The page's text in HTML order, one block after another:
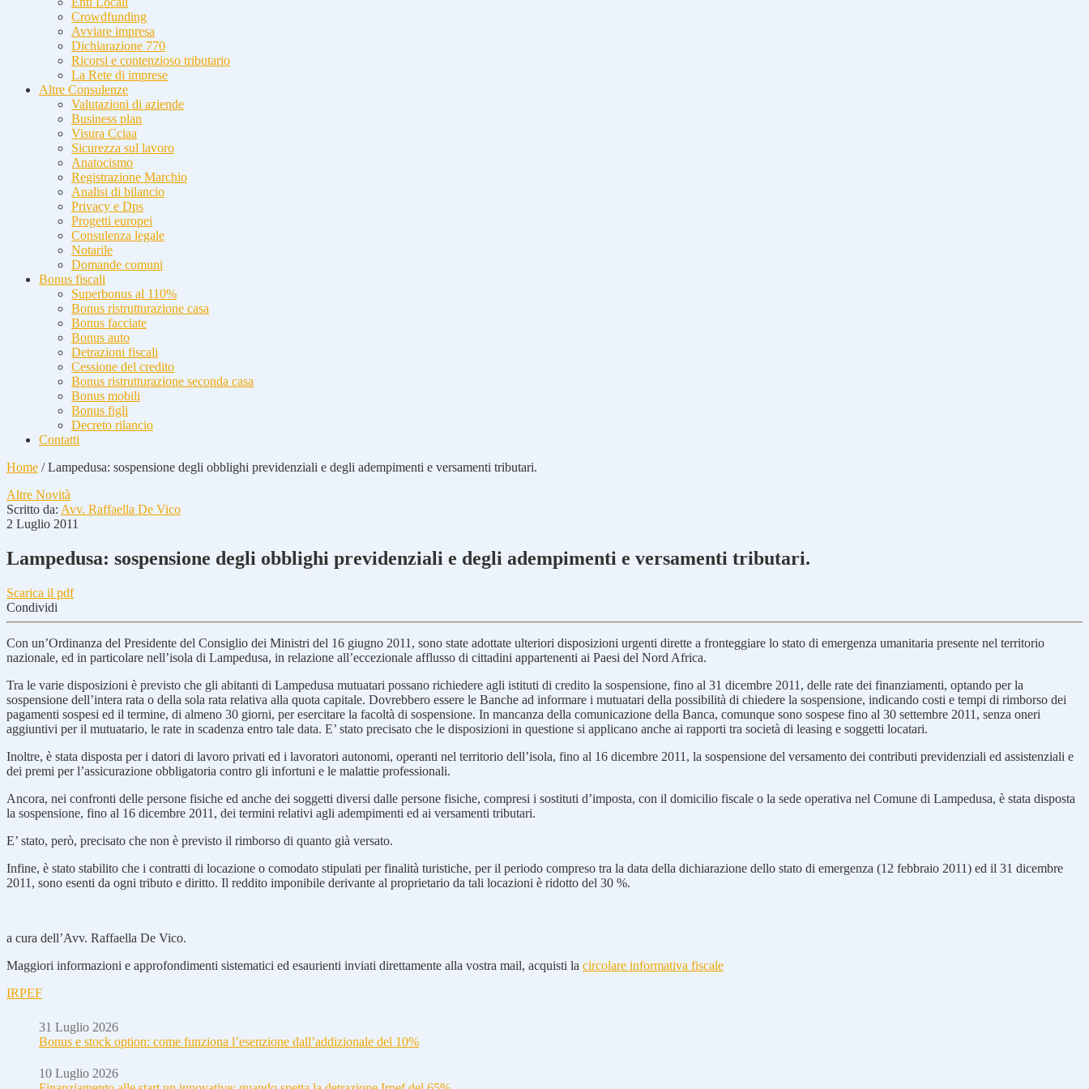
Crowdfunding
Avviare impresa
Dichiarazione 770
Ricorsi e contenzioso tributario
La Rete di imprese
Altre Consulenze
Valutazioni di aziende
Business plan
Visura Cciaa
Sicurezza sul lavoro
Anatocismo
Registrazione Marchio
Analisi di bilancio
Privacy e Dps
Progetti europei
Consulenza legale
Notarile
Domande comuni
Bonus fiscali
Superbonus al 110%
Bonus ristrutturazione casa
Bonus facciate
Bonus auto
Detrazioni fiscali
Cessione del credito
Bonus ristrutturazione seconda casa
Bonus mobili
Bonus figli
Decreto rilancio
Contatti
Home /Lampedusa: sospensione degli obblighi previdenziali e degli adempimenti e versamenti tributari.
Altre Novità
Scritto da: Avv. Raffaella De Vico
2 Luglio 2011
Lampedusa: sospensione degli obblighi previdenziali e degli adempimenti e versamenti tributari.
Scarica il pdf
Condividi
Con un’Ordinanza del Presidente del Consiglio dei Ministri del 16 giugno 2011, sono state adottate ulteriori disposizioni urgenti dirette a fronteggiare lo stato di emergenza umanitaria presente nel territorio
nazionale, ed in particolare nell’isola di Lampedusa, in relazione all’eccezionale afflusso di cittadini appartenenti ai Paesi del Nord Africa.
Tra le varie disposizioni è previsto che gli abitanti di Lampedusa mutuatari possano richiedere agli istituti di credito la sospensione, fino al 31 dicembre 2011, delle rate dei finanziamenti, optando per la
sospensione dell’intera rata o della sola rata relativa alla quota capitale. Dovrebbero essere le Banche ad informare i mutuatari della possibilità di chiedere la sospensione, indicando costi e tempi di rimborso dei
pagamenti sospesi ed il termine, di almeno 30 giorni, per esercitare la facoltà di sospensione. In mancanza della comunicazione della Banca, comunque sono sospese fino al 30 settembre 2011, senza oneri
aggiuntivi per il mutuatario, le rate in scadenza entro tale data. E’ stato precisato che le disposizioni in questione si applicano anche ai rapporti tra società di leasing e soggetti locatari.
Inoltre, è stata disposta per i datori di lavoro privati ed i lavoratori autonomi, operanti nel territorio dell’isola, fino al 16 dicembre 2011, la sospensione del versamento dei contributi previdenziali ed assistenziali e
dei premi per l’assicurazione obbligatoria contro gli infortuni e le malattie professionali.
Ancora, nei confronti delle persone fisiche ed anche dei soggetti diversi dalle persone fisiche, compresi i sostituti d’imposta, con il domicilio fiscale o la sede operativa nel Comune di Lampedusa, è stata disposta
la sospensione, fino al 16 dicembre 2011, dei termini relativi agli adempimenti ed ai versamenti tributari.
E’ stato, però, precisato che non è previsto il rimborso di quanto già versato.
Infine, è stato stabilito che i contratti di locazione o comodato stipulati per finalità turistiche, per il periodo compreso tra la data della dichiarazione dello stato di emergenza (12 febbraio 2011) ed il 31 dicembre
2011, sono esenti da ogni tributo e diritto. Il reddito imponibile derivante al proprietario da tali locazioni è ridotto del 30 %.
a cura dell’Avv. Raffaella De Vico.
Maggiori informazioni e approfondimenti sistematici ed esaurienti inviati direttamente alla vostra mail, acquisti la circolare informativa fiscale
IRPEF
31 Luglio 2026
Bonus e stock option: come funziona l’esenzione dall’addizionale del 10%
10 Luglio 2026